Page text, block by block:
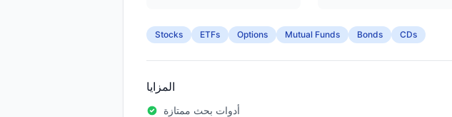
Stocks ETFs Options Mutual Funds Bonds CDs
المزايا
أدوات بحث ممتازة